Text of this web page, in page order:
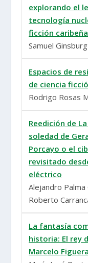
explorando el
tecnología
ficción caribeña
Samuel Ginsburg
Espacios de
de ciencia
Rodrigo Rosas
Reedición de
soledad de
Porcayo o el
revisitado
eléctrico
Alejandro
Roberto
La fantasía
historia: El rey
Marcelo